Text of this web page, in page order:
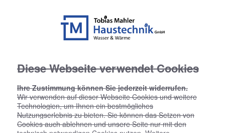
Diese Webseite verwendet Cookies
Ihre Zustimmung können Sie jederzeit widerrufen.
Wir verwenden auf dieser Webseite Cookies und weitere
Technologien, um Ihnen ein bestmögliches
Nutzungserlebnis zu bieten. Sie können das Setzen von
Cookies auch ablehnen und unsere Seite nur mit den